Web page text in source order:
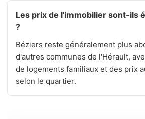
Les prix de l'immobilier sont-ils
?
Béziers reste généralement plus
d'autres communes de l'Hérault,
de logements familiaux et des prix
selon le quartier.